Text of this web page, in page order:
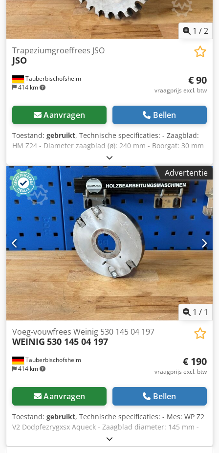
1 /2
Tauberbischofsheim
414 km
Trapeziumgroeffrees JSO
JSO
€ 90
vraagprijs excl. btw
Aanvragen Bellen
Toestand: gebruikt, Technische specificaties: - Zaagblad:
HM Z24 - Diameter zaagblad (ø): 240 mm - Boorgat: 30 mm
Dedpfszryg Ejx Aqusck - Lengte: 15/20 mm - Materiaal:
Staal - Toerental: max. 6.000 tpm - Markering: BG-vorm
Advertentie
1 / 1
Tauberbischofsheim
414 km
Voeg-vouwfrees Weinig 530 145 04 197
WEINIG 530 145 04 197
€ 190
vraagprijs excl. btw
Aanvragen Bellen
Toestand: gebruikt, Technische specificaties: - Mes: WP Z2
V2 Dodpfezrygxsx Aqueck - Zaagblad diameter: 145 mm -
Boorgat: 40 mm - Lengte: 17 mm - Materiaal: staal -
Markering: MEC